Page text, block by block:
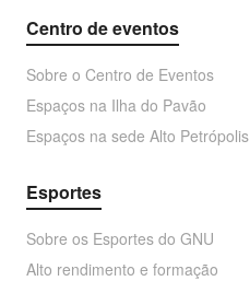
Centro de eventos
Sobre o Centro de Eventos
Espaços na Ilha do Pavão
Espaços na sede Alto Petrópolis
Esportes
Sobre os Esportes do GNU
Alto rendimento e formação